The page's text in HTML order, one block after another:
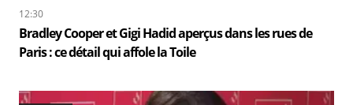
12:30
Bradley Cooper et Gigi Hadid aperçus dans les rues de
Paris : ce détail qui affole la Toile